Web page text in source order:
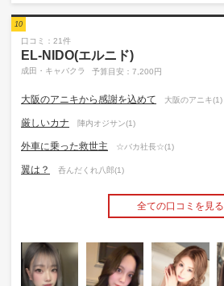
10
口コミ：21件
EL-NIDO(エルニド)
成田・キャバクラ 予算目安：7,200円
大阪のアニキから感謝を込めて 大阪のアニキ(1)
厳しいカナ 陣内オジサン(1)
外車に乗った救世主 ☆バカ社長☆(1)
翼は？ 呑んだくれ八郎(1)
全ての口コミを見る